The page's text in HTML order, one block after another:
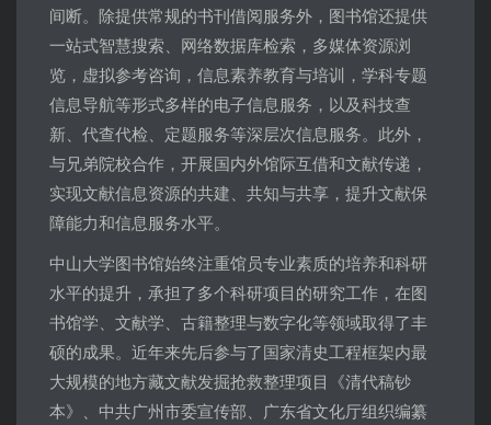
间断。除提供常规的书刊借阅服务外，图书馆还提供
一站式智慧搜索、网络数据库检索，多媒体资源浏
览，虚拟参考咨询，信息素养教育与培训，学科专题
信息导航等形式多样的电子信息服务，以及科技查
新、代查代检、定题服务等深层次信息服务。此外，
与兄弟院校合作，开展国内外馆际互借和文献传递，
实现文献信息资源的共建、共知与共享，提升文献保
障能力和信息服务水平。
中山大学图书馆始终注重馆员专业素质的培养和科研
水平的提升，承担了多个科研项目的研究工作，在图
书馆学、文献学、古籍整理与数字化等领域取得了丰
硕的成果。近年来先后参与了国家清史工程框架内最
大规模的地方藏文献发掘抢救整理项目《清代稿钞
本》、中共广州市委宣传部、广东省文化厅组织编纂